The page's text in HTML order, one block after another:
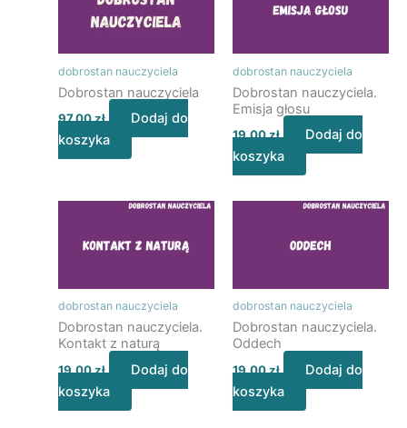
dobrostan nauczyciela
Dobrostan nauczyciela
97,00zł
Dodaj do
koszyka
dobrostan nauczyciela
Dobrostan nauczyciela.
Emisja głosu
19,00zł
Dodaj do
koszyka
dobrostan nauczyciela
Dobrostan nauczyciela.
Kontakt z naturą
19,00zł
Dodaj do
koszyka
dobrostan nauczyciela
Dobrostan nauczyciela.
Oddech
19,00zł
Dodaj do
koszyka